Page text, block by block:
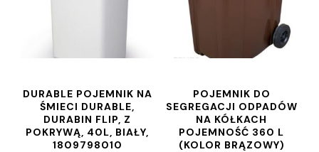
DURABLE POJEMNIK NA
ŚMIECI DURABLE,
DURABIN FLIP, Z
POKRYWĄ, 40L, BIAŁY,
1809798010
POJEMNIK DO
SEGREGACJI ODPADÓW
NA KÓŁKACH
POJEMNOŚĆ 360 L
(KOLOR BRĄZOWY)